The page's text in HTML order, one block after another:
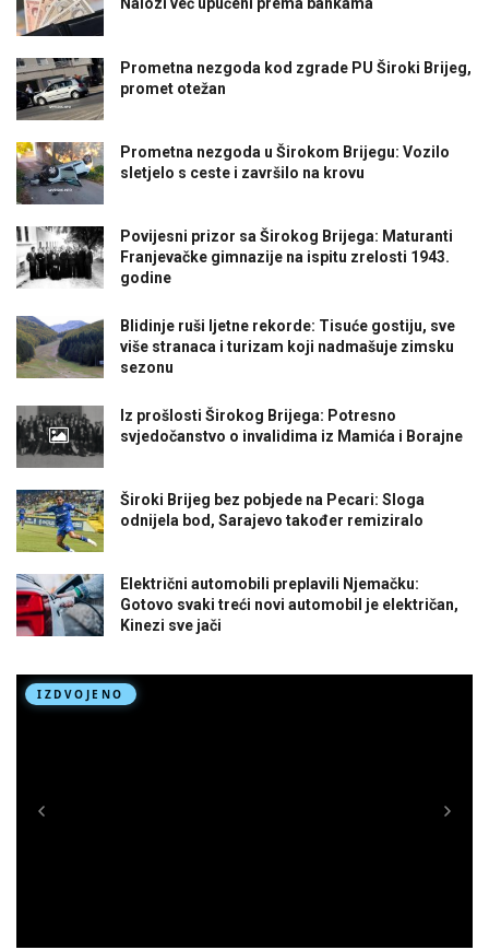
Nalozi već upućeni prema bankama
Prometna nezgoda kod zgrade PU Široki Brijeg,
promet otežan
Prometna nezgoda u Širokom Brijegu: Vozilo
sletjelo s ceste i završilo na krovu
Povijesni prizor sa Širokog Brijega: Maturanti
Franjevačke gimnazije na ispitu zrelosti 1943.
godine
Blidinje ruši ljetne rekorde: Tisuće gostiju, sve
više stranaca i turizam koji nadmašuje zimsku
sezonu
Iz prošlosti Širokog Brijega: Potresno
svjedočanstvo o invalidima iz Mamića i Borajne
Široki Brijeg bez pobjede na Pecari: Sloga
odnijela bod, Sarajevo također remiziralo
Električni automobili preplavili Njemačku:
Gotovo svaki treći novi automobil je električan,
Kinezi sve jači